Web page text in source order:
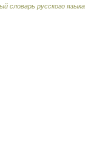
словарь русского языка